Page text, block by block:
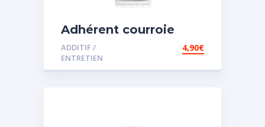
Adhérent courroie
ADDITIF /
ENTRETIEN
4,90€